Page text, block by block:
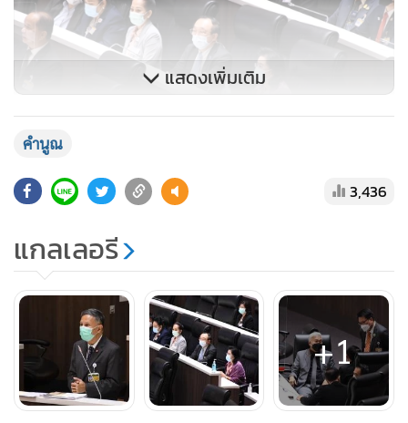
การห้ามศาลพิพากษาที่เกี่ยวกับการรัฐประหาร และผลของการ
รัฐประหาร ห้ามศาล รธน.ดำเนินการใดๆ ขัดขวางการแก้ รธน.
ให้อำนาจสภาสามารถอยู่เหนือกติกา (Over Rule) เช่น คำ
วินิจฉัยของศาลฎีกาแผนกคดีอาญาผู้ดำรงตำแหน่งนักการเมือง
กรณีไม่ถอดถอนผู้ดำรงตำแหน่งทางการเมือง ผู้ดำรงตำแหน่งใน
องค์กรอิสระ แม้ผู้เสนอร่างจะมีการปฏิเสธว่าไม่มีเจตนาเช่นนั้น
เพียงแต่ให้ศึกษาและรายงานเท่านั้น แต่จะพบกระบวนการตรวจ
แสดงเพิ่มเติม
คำนูณ
3,436
แกลเลอรี
+1